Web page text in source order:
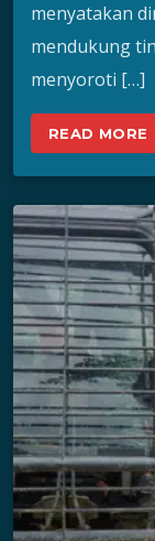
menyatakan
mendukung
menyoroti […]
READ MORE